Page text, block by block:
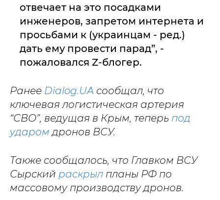
отвечает на это посадками
инженеров, запретом интернета и
просьбами к (украинцам - ред.)
дать ему провести парад”, -
пожаловался Z-блогер.
Ранее Dialog.UA сообщал, что
ключевая логистическая артерия
“СВО”, ведущая в Крым, теперь под
ударом дронов ВСУ.
Также сообщалось, что Главком ВСУ
Сырский раскрыл планы РФ по
массовому производству дронов.